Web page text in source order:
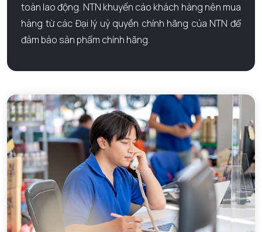
toàn lao động. NTN khuyến cáo khách hàng nên mua
hàng từ các Đại lý uỷ quyền chính hãng của NTN để
đảm bảo sản phẩm chính hãng.